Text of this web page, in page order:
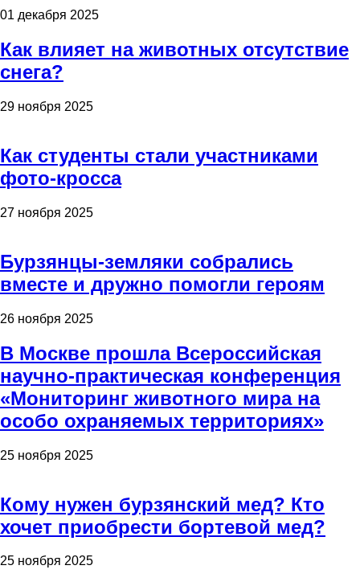
01 декабря 2025
Как влияет на животных отсутствие
снега?
29 ноября 2025
Как студенты стали участниками
фото-кросса
27 ноября 2025
Бурзянцы-земляки собрались
вместе и дружно помогли героям
26 ноября 2025
В Москве прошла Всероссийская
научно-практическая конференция
«Мониторинг животного мира на
особо охраняемых территориях»
25 ноября 2025
Кому нужен бурзянский мед? Кто
хочет приобрести бортевой мед?
25 ноября 2025